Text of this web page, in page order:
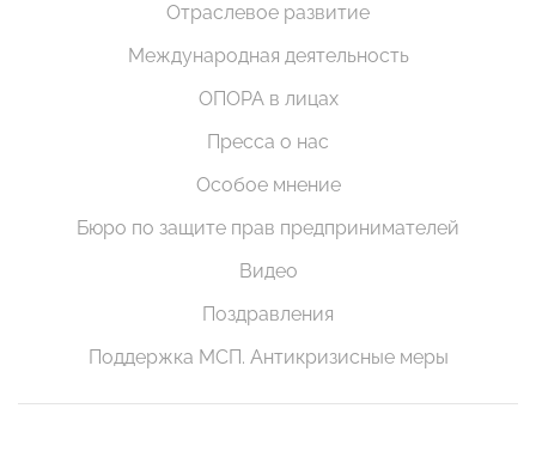
Отраслевое развитие
Международная деятельность
ОПОРА в лицах
Пресса о нас
Особое мнение
Бюро по защите прав предпринимателей
Видео
Поздравления
Поддержка МСП. Антикризисные меры